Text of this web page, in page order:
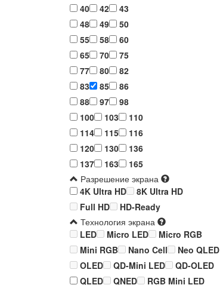
40
42
43
48
49
50
55
58
60
65
70
75
77
80
82
83
85
86
88
97
98
100
103
110
114
115
116
120
130
136
137
163
165
Разрешение экрана
4K Ultra HD
8K Ultra HD
Full HD
HD-Ready
Технология экрана
LED
Micro LED
Micro RGB
Mini RGB
Nano Cell
Neo QLED
OLED
QD-Mini LED
QD-OLED
QLED
QNED
RGB Mini LED